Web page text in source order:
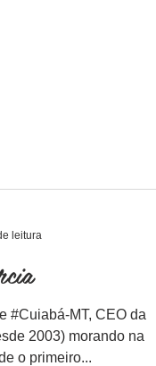
#Cuiabá-MT, CEO da
2003) morando na
o primeiro...
leitura